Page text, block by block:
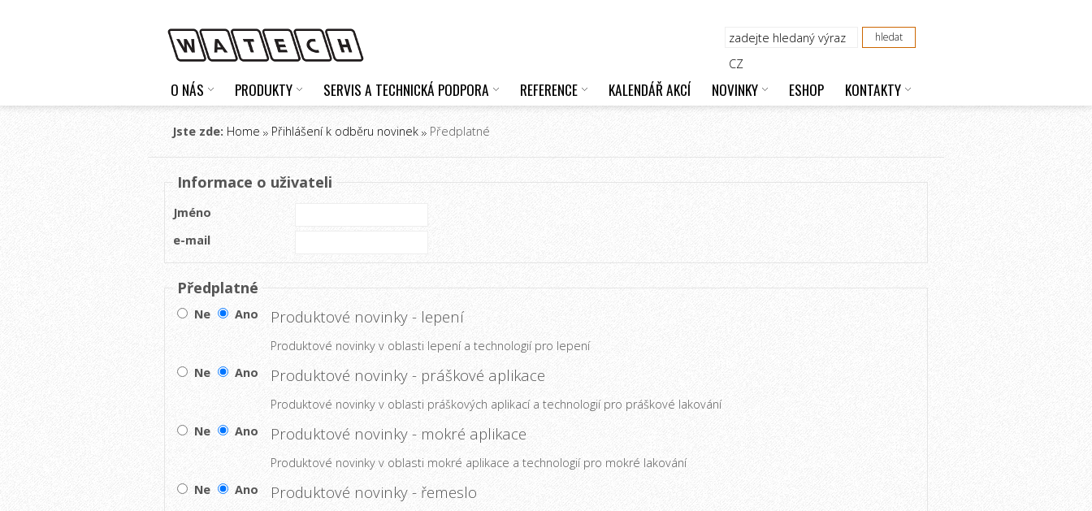
CZ
O NÁS PRODUKTY SERVIS A TECHNICKÁ PODPORA REFERENCE KALENDÁŘ AKCÍ NOVINKY ESHOP KONTAKTY
Jste zde: Home Přihlášení k odběru novinek Předplatné
Informace o uživateli
Jméno
e-mail
Předplatné
Ne Ano Produktové novinky - lepení
Produktové novinky v oblasti lepení a technologií pro lepení
Ne
Ano Produktové novinky - práškové aplikace
Produktové novinky v oblasti práškových aplikací a technologií pro práškové lakování
Ne
Ano Produktové novinky - mokré aplikace
Produktové novinky v oblasti mokré aplikace a technologií pro mokré lakování
Ne
Ano Produktové novinky - řemeslo